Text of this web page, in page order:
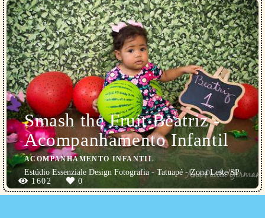
Smash the Fruit Beatriz -
Acompanhamento Infantil
ACOMPANHAMENTO INFANTIL
Estúdio Essenziale Design Fotografia - Tatuapé - Zona Leste/SP
1602
0